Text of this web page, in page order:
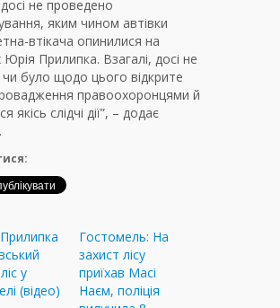
не проведено
яким чином автівки
втікача опинилися на
Юрія Прилипка. Взагалі, досі не
було щодо цього відкрите
правоохоронцями й
якісь слідчі дії”, – додає
у
(відео)
Гостомель: На
захист лісу
приїхав Масі
Наєм, поліція